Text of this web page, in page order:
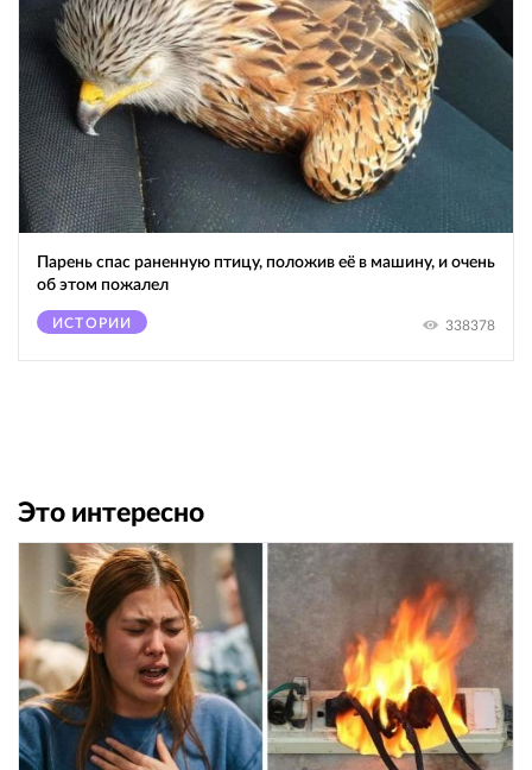
Парень спас раненную птицу, положив её в машину, и очень
об этом пожалел
ИСТОРИИ 338378
Это интересно